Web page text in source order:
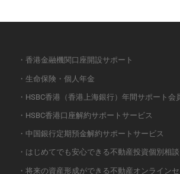
・香港金融機関口座開設サポート
・生命保険・個人年金
・HSBC香港（香港上海銀行）年間サポート会
・HSBC香港口座解約サポートサービス
・中国銀行定期預金解約サポートサービス
・はじめてでも安心できる不動産投資個別相談
・将来の資産形成ができる不動産オンライン